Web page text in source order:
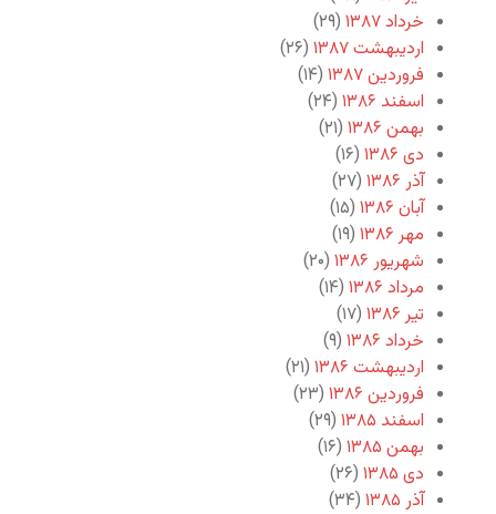
خرداد ۱۳۸۷
(۲۹)
اردیبهشت ۱۳۸۷
(۲۶)
فروردین ۱۳۸۷
(۱۴)
اسفند ۱۳۸۶
(۲۴)
بهمن ۱۳۸۶
(۲۱)
دی ۱۳۸۶
(۱۶)
آذر ۱۳۸۶
(۲۷)
آبان ۱۳۸۶
(۱۵)
مهر ۱۳۸۶
(۱۹)
شهریور ۱۳۸۶
(۲۰)
مرداد ۱۳۸۶
(۱۴)
تیر ۱۳۸۶
(۱۷)
خرداد ۱۳۸۶
(۹)
اردیبهشت ۱۳۸۶
(۲۱)
فروردین ۱۳۸۶
(۲۳)
اسفند ۱۳۸۵
(۲۹)
بهمن ۱۳۸۵
(۱۶)
دی ۱۳۸۵
(۲۶)
آذر ۱۳۸۵
(۳۴)